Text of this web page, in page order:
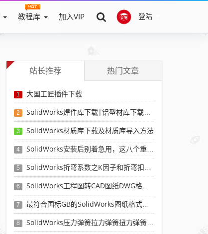
登陆
教程库 加入VIP
站长推荐 热门文章
1 大国工匠插件下载
2 SolidWorks焊件库下载|铝型材库下载|附sw焊件库添加配置使用教程
3 SolidWorks材质库下载及材质库导入方法
4 SolidWorks安装后别着急用，这八个重要SolidWorks设置可以提高你的画图效率
5 SolidWorks折弯系数之K因子和折弯扣除表-溪风推荐
6 SolidWorks工程图转CAD图纸DWG格式映射文件无乱码可分层-溪风亲测推荐
7 最符合国标GB的SolidWorks图纸格式和图纸模板下载-溪风专用版
8 SolidWorks压力弹簧拉力弹簧扭力弹簧涡卷弹簧自动生成宏程序下载